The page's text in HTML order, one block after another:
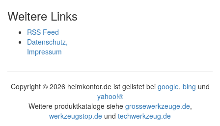
Weitere Links
RSS Feed
Datenschutz,
Impressum
Copyright © 2026 heimkontor.de ist gelistet bei google, bing und
yahoo!®
Weitere produktkataloge siehe grossewerkzeuge.de,
werkzeugstop.de und techwerkzeug.de